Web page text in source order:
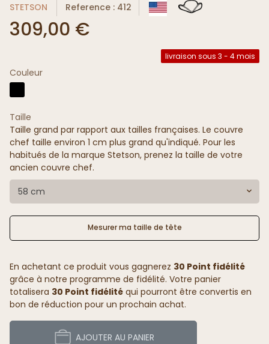
STETSON Reference : 412
309,00 €
livraison sous 3 - 4 mois
Couleur
Taille
Taille grand par rapport aux tailles françaises. Le couvre
chef taille environ 1 cm plus grand qu'indiqué. Pour les
habitués de la marque Stetson, prenez la taille de votre
ancien couvre chef.
58 cm
Mesurer ma taille de tête
En achetant ce produit vous gagnerez 30 Point fidélité
grâce à notre programme de fidélité. Votre panier
totalisera 30 Point fidélité qui pourront être convertis en
bon de réduction pour un prochain achat.
AJOUTER AU PANIER